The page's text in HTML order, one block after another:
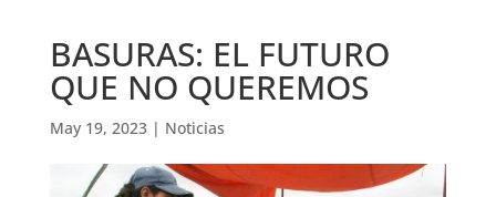
BASURAS: EL FUTURO
QUE NO QUEREMOS
May 19, 2023| Noticias